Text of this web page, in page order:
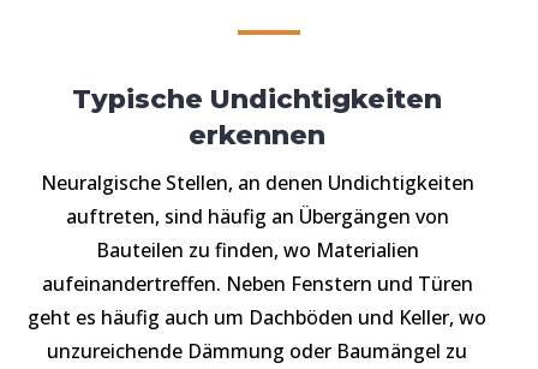
Typische Undichtigkeiten
erkennen
Neuralgische Stellen, an denen Undichtigkeiten
auftreten, sind häufig an Übergängen von
Bauteilen zu finden, wo Materialien
aufeinandertreffen. Neben Fenstern und Türen
geht es häufig auch um Dachböden und Keller, wo
unzureichende Dämmung oder Baumängel zu